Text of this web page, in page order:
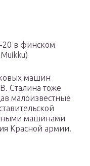
в финском
машин
Сталина тоже
малоизвестные
машинами
Красной армии.